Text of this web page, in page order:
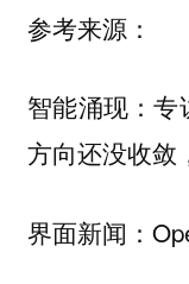
参考来源：
智能涌现：专
方向还没收敛
界面新闻：